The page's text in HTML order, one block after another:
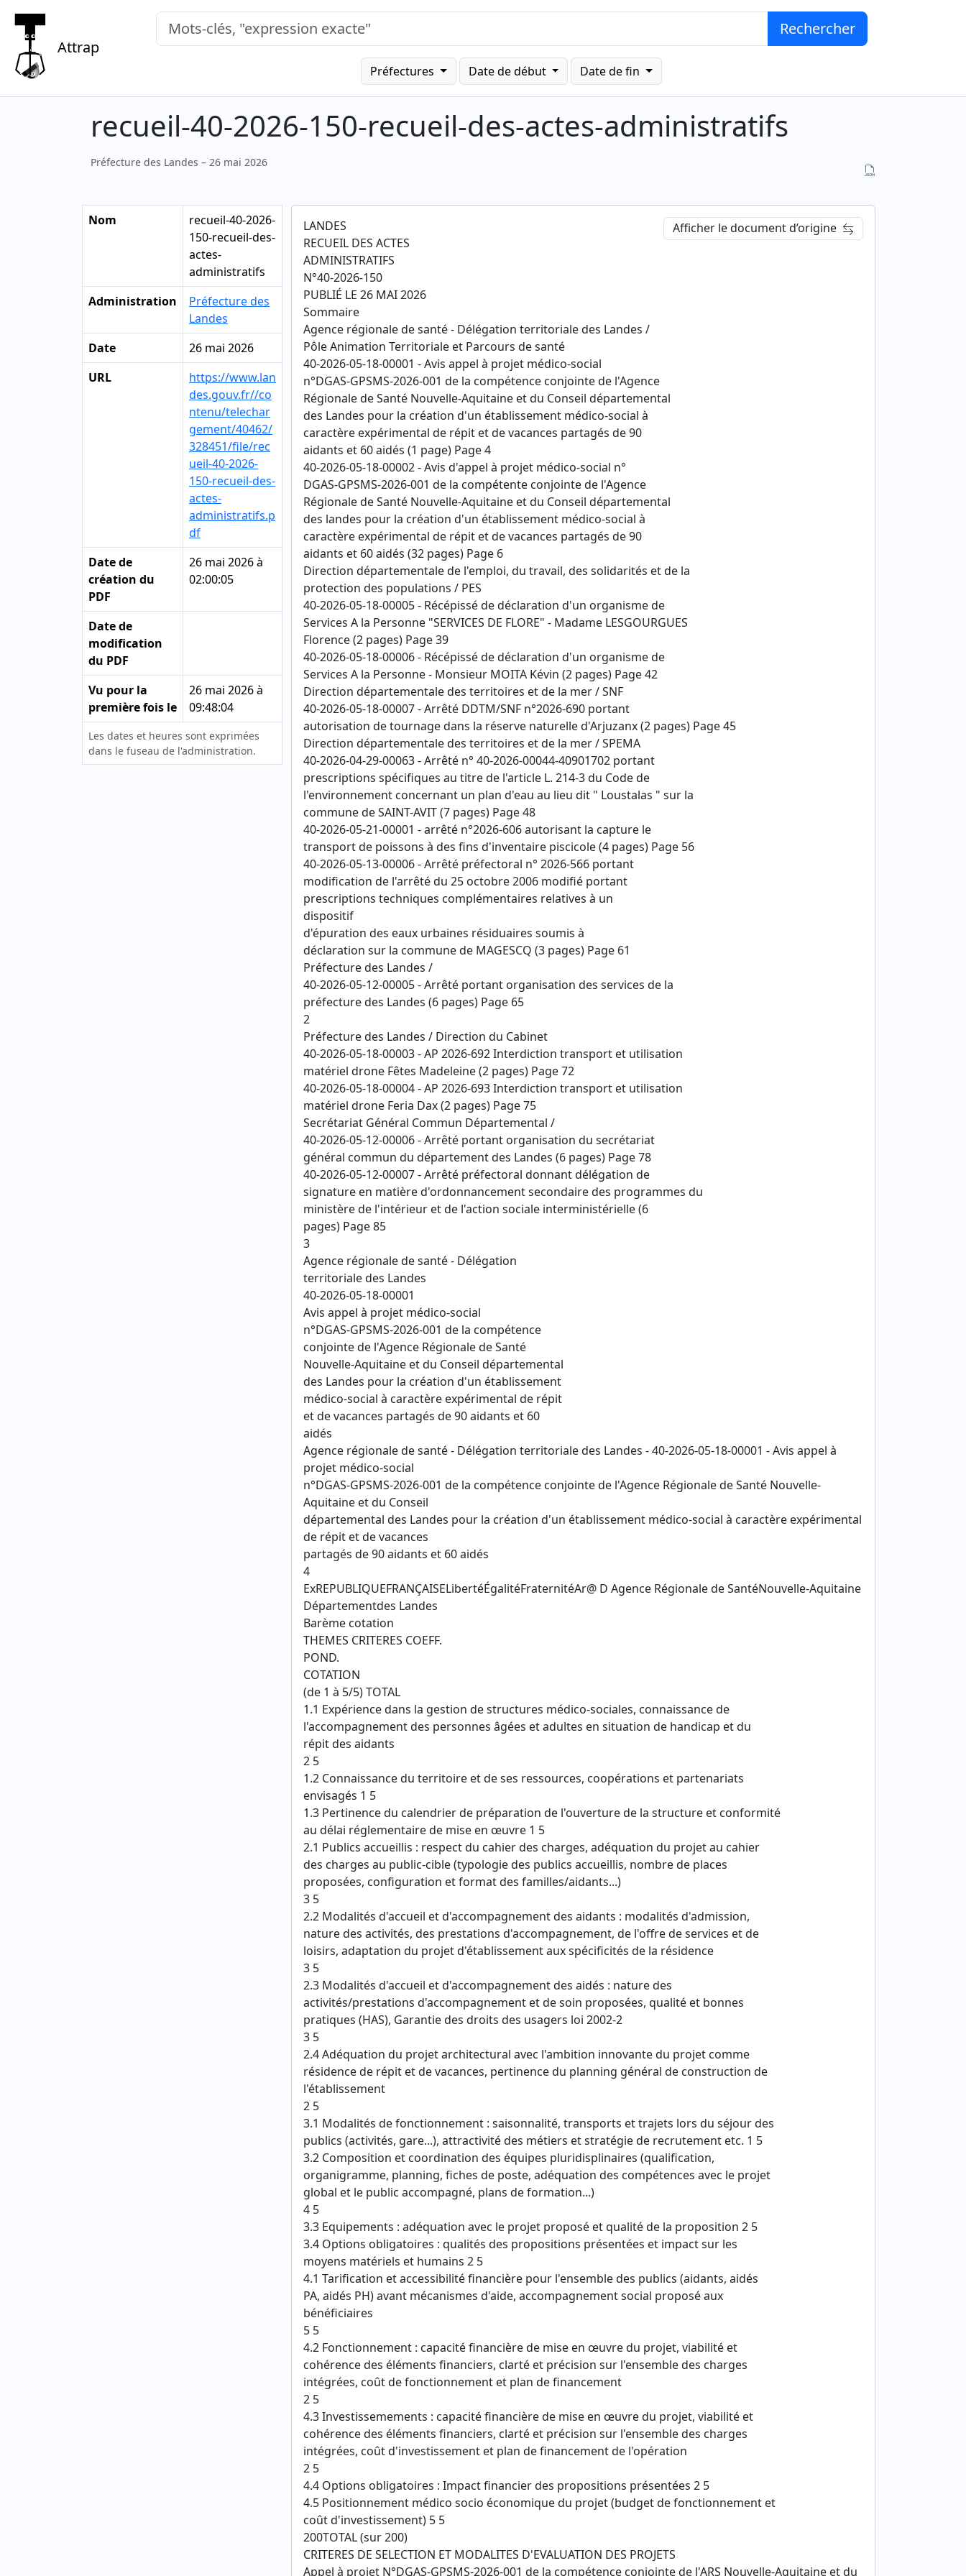
Attrap
Mots-clés, "expression exacte" Rechercher
Préfectures Date de début Date de fin
recueil-40-2026-150-recueil-des-actes-administratifs
Préfecture des Landes – 26 mai 2026
Nom
recueil-40-2026-
150-recueil-des-
actes-
administratifs
Administration
Préfecture des
Landes
Date
26 mai 2026
URL
https://www.lan
des.gouv.fr//co
ntenu/telechar
gement/40462/
328451/file/rec
ueil-40-2026-
150-recueil-des-
actes-
administratifs.p
df
Date de
création du
PDF
26 mai 2026 à
02:00:05
Date de
modification
du PDF
Vu pour la
première fois le
26 mai 2026 à
09:48:04
Les dates et heures sont exprimées
dans le fuseau de l'administration.
Afficher le document d’origine
LANDES
RECUEIL DES ACTES
ADMINISTRATIFS
N°40-2026-150
PUBLIÉ LE 26 MAI 2026
Sommaire
Agence régionale de santé - Délégation territoriale des Landes /
Pôle Animation Territoriale et Parcours de santé
40-2026-05-18-00001 - Avis appel à projet médico-social
n°DGAS-GPSMS-2026-001 de la compétence conjointe de l'Agence
Régionale de Santé Nouvelle-Aquitaine et du Conseil départemental
des Landes pour la création d'un établissement médico-social à
caractère expérimental de répit et de vacances partagés de 90
aidants et 60 aidés (1 page) Page 4
40-2026-05-18-00002 - Avis d'appel à projet médico-social n°
DGAS-GPSMS-2026-001 de la compétente conjointe de l'Agence
Régionale de Santé Nouvelle-Aquitaine et du Conseil départemental
des landes pour la création d'un établissement médico-social à
caractère expérimental de répit et de vacances partagés de 90
aidants et 60 aidés (32 pages) Page 6
Direction départementale de l'emploi, du travail, des solidarités et de la
protection des populations / PES
40-2026-05-18-00005 - Récépissé de déclaration d'un organisme de
Services A la Personne "SERVICES DE FLORE" - Madame LESGOURGUES
Florence (2 pages) Page 39
40-2026-05-18-00006 - Récépissé de déclaration d'un organisme de
Services A la Personne - Monsieur MOITA Kévin (2 pages) Page 42
Direction départementale des territoires et de la mer / SNF
40-2026-05-18-00007 - Arrêté DDTM/SNF n°2026-690 portant
autorisation de tournage dans la réserve naturelle d'Arjuzanx (2 pages) Page 45
Direction départementale des territoires et de la mer / SPEMA
40-2026-04-29-00063 - Arrêté n° 40-2026-00044-40901702 portant
prescriptions spécifiques au titre de l'article L. 214-3 du Code de
l'environnement concernant un plan d'eau au lieu dit " Loustalas " sur la
commune de SAINT-AVIT (7 pages) Page 48
40-2026-05-21-00001 - arrêté n°2026-606 autorisant la capture le
transport de poissons à des fins d'inventaire piscicole (4 pages) Page 56
40-2026-05-13-00006 - Arrêté préfectoral n° 2026-566 portant
modification de l'arrêté du 25 octobre 2006 modifié portant
prescriptions techniques complémentaires relatives à un
dispositif
d'épuration des eaux urbaines résiduaires soumis à
déclaration sur la commune de MAGESCQ (3 pages) Page 61
Préfecture des Landes /
40-2026-05-12-00005 - Arrêté portant organisation des services de la
préfecture des Landes (6 pages) Page 65
2
Préfecture des Landes / Direction du Cabinet
40-2026-05-18-00003 - AP 2026-692 Interdiction transport et utilisation
matériel drone Fêtes Madeleine (2 pages) Page 72
40-2026-05-18-00004 - AP 2026-693 Interdiction transport et utilisation
matériel drone Feria Dax (2 pages) Page 75
Secrétariat Général Commun Départemental /
40-2026-05-12-00006 - Arrêté portant organisation du secrétariat
général commun du département des Landes (6 pages) Page 78
40-2026-05-12-00007 - Arrêté préfectoral donnant délégation de
signature en matière d'ordonnancement secondaire des programmes du
ministère de l'intérieur et de l'action sociale interministérielle (6
pages) Page 85
3
Agence régionale de santé - Délégation
territoriale des Landes
40-2026-05-18-00001
Avis appel à projet médico-social
n°DGAS-GPSMS-2026-001 de la compétence
conjointe de l'Agence Régionale de Santé
Nouvelle-Aquitaine et du Conseil départemental
des Landes pour la création d'un établissement
médico-social à caractère expérimental de répit
et de vacances partagés de 90 aidants et 60
aidés
Agence régionale de santé - Délégation territoriale des Landes - 40-2026-05-18-00001 - Avis appel à
projet médico-social
n°DGAS-GPSMS-2026-001 de la compétence conjointe de l'Agence Régionale de Santé Nouvelle-
Aquitaine et du Conseil
départemental des Landes pour la création d'un établissement médico-social à caractère expérimental
de répit et de vacances
partagés de 90 aidants et 60 aidés
4
ExREPUBLIQUEFRANÇAISELibertéÉgalitéFraternitéAr@ D Agence Régionale de SantéNouvelle-Aquitaine
Départementdes Landes
Barème cotation
THEMES CRITERES COEFF.
POND.
COTATION
(de 1 à 5/5) TOTAL
1.1 Expérience dans la gestion de structures médico-sociales, connaissance de
l'accompagnement des personnes âgées et adultes en situation de handicap et du
répit des aidants
2 5
1.2 Connaissance du territoire et de ses ressources, coopérations et partenariats
envisagés 1 5
1.3 Pertinence du calendrier de préparation de l'ouverture de la structure et conformité
au délai réglementaire de mise en œuvre 1 5
2.1 Publics accueillis : respect du cahier des charges, adéquation du projet au cahier
des charges au public-cible (typologie des publics accueillis, nombre de places
proposées, configuration et format des familles/aidants...)
3 5
2.2 Modalités d'accueil et d'accompagnement des aidants : modalités d'admission,
nature des activités, des prestations d'accompagnement, de l'offre de services et de
loisirs, adaptation du projet d'établissement aux spécificités de la résidence
3 5
2.3 Modalités d'accueil et d'accompagnement des aidés : nature des
activités/prestations d'accompagnement et de soin proposées, qualité et bonnes
pratiques (HAS), Garantie des droits des usagers loi 2002-2
3 5
2.4 Adéquation du projet architectural avec l'ambition innovante du projet comme
résidence de répit et de vacances, pertinence du planning général de construction de
l'établissement
2 5
3.1 Modalités de fonctionnement : saisonnalité, transports et trajets lors du séjour des
publics (activités, gare...), attractivité des métiers et stratégie de recrutement etc. 1 5
3.2 Composition et coordination des équipes pluridisplinaires (qualification,
organigramme, planning, fiches de poste, adéquation des compétences avec le projet
global et le public accompagné, plans de formation...)
4 5
3.3 Equipements : adéquation avec le projet proposé et qualité de la proposition 2 5
3.4 Options obligatoires : qualités des propositions présentées et impact sur les
moyens matériels et humains 2 5
4.1 Tarification et accessibilité financière pour l'ensemble des publics (aidants, aidés
PA, aidés PH) avant mécanismes d'aide, accompagnement social proposé aux
bénéficiaires
5 5
4.2 Fonctionnement : capacité financière de mise en œuvre du projet, viabilité et
cohérence des éléments financiers, clarté et précision sur l'ensemble des charges
intégrées, coût de fonctionnement et plan de financement
2 5
4.3 Investissemements : capacité financière de mise en œuvre du projet, viabilité et
cohérence des éléments financiers, clarté et précision sur l'ensemble des charges
intégrées, coût d'investissement et plan de financement de l'opération
2 5
4.4 Options obligatoires : Impact financier des propositions présentées 2 5
4.5 Positionnement médico socio économique du projet (budget de fonctionnement et
coût d'investissement) 5 5
200TOTAL (sur 200)
CRITERES DE SELECTION ET MODALITES D'EVALUATION DES PROJETS
Appel à projet N°DGAS-GPSMS-2026-001 de la compétence conjointe de l'ARS Nouvelle-Aquitaine et du